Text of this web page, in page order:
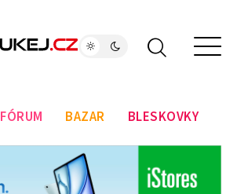
FÓRUM BAZAR BLESKOVKY